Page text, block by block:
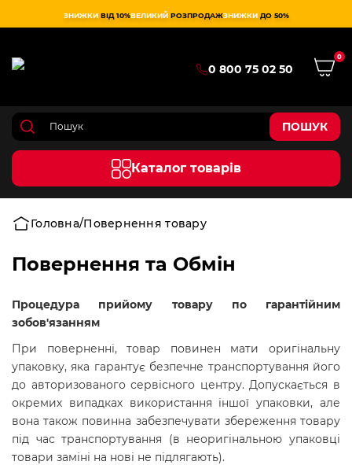
ЗНИЖКИ ВІД 10%ВЕЛИКИЙ РОЗПРОДАЖЗНИЖКИ ДО 50%
0 800 75 02 50
0
ПОШУК
Каталог товарів
Головна Повернення товару
Повернення та Обмін
Процедура прийому товару по гарантійним
зобов'язанням
При поверненні, товар повинен мати оригінальну
упаковку, яка гарантує безпечне транспортування його
до авторизованого сервісного центру. Допускається в
окремих випадках використання іншої упаковки, але
вона також повинна забезпечувати збереження товару
під час транспортування (в неоригінальною упаковці
товари заміні на нові не підлягають).